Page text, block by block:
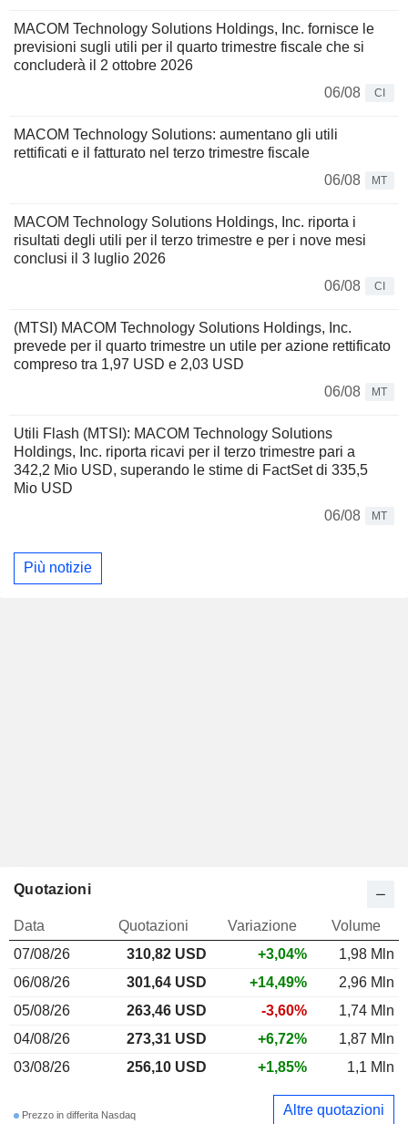
MACOM Technology Solutions Holdings, Inc. fornisce le
previsioni sugli utili per il quarto trimestre fiscale che si
concluderà il 2 ottobre 2026
06/08
CI
MACOM Technology Solutions: aumentano gli utili
rettificati e il fatturato nel terzo trimestre fiscale
06/08
MT
MACOM Technology Solutions Holdings, Inc. riporta i
risultati degli utili per il terzo trimestre e per i nove mesi
conclusi il 3 luglio 2026
06/08
CI
(MTSI) MACOM Technology Solutions Holdings, Inc.
prevede per il quarto trimestre un utile per azione rettificato
compreso tra 1,97 USD e 2,03 USD
06/08
MT
Utili Flash (MTSI): MACOM Technology Solutions
Holdings, Inc. riporta ricavi per il terzo trimestre pari a
342,2 Mio USD, superando le stime di FactSet di 335,5
Mio USD
06/08
MT
Più notizie
Quotazioni
Data Quotazioni Variazione
Volume
07/08/26
310,82 USD +3,04%
1,98 Mln
06/08/26
301,64 USD +14,49%
2,96 Mln
05/08/26
263,46 USD -3,60%
1,74 Mln
04/08/26
273,31 USD +6,72%
1,87 Mln
03/08/26
256,10 USD +1,85% 1,1 Mln
Prezzo in differita Nasdaq Altre quotazioni